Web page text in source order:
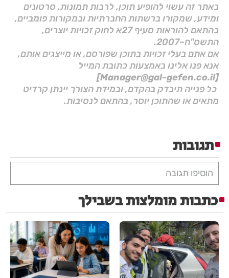
באתר זה עשוי להופיע תוכן, לרבות תמונות, סרטונים
ומידע, שמקורו ברשתות החברתיות ובמקורות פומביים,
בהתאם להוראות סעיף 27א לחוק זכויות יוצרים,
התשס"ח–2007.
אם אתם בעלי זכויות בתוכן שפורסם, או מייצגים אותם,
אנא פנו אלינו באמצעות כתובת המייל
[Manager@gal-gefen.co.il]
כל פנייה תיבדק בהקדם, ובמידת הצורך יינתן קרדיט
מתאים או שהתוכן יוסר, בהתאם לנסיבות.
תגובות
הוסיפו תגובה
כתבות מומלצות בשבילך